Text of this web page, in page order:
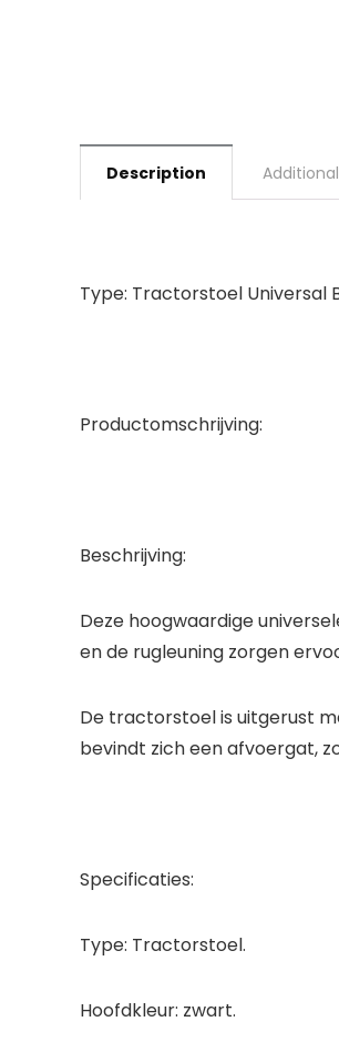
Description
Type: Tractorstoel
Productomschrijving:
Beschrijving:
Deze hoogwaardige
en de rugleuning zorgen
De tractorstoel is uitgerust
bevindt zich een afvoergat,
Specificaties:
Type: Tractorstoel.
Hoofdkleur: zwart.